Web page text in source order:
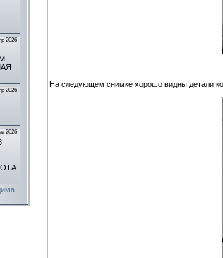
На следующем снимке хорошо видны детали